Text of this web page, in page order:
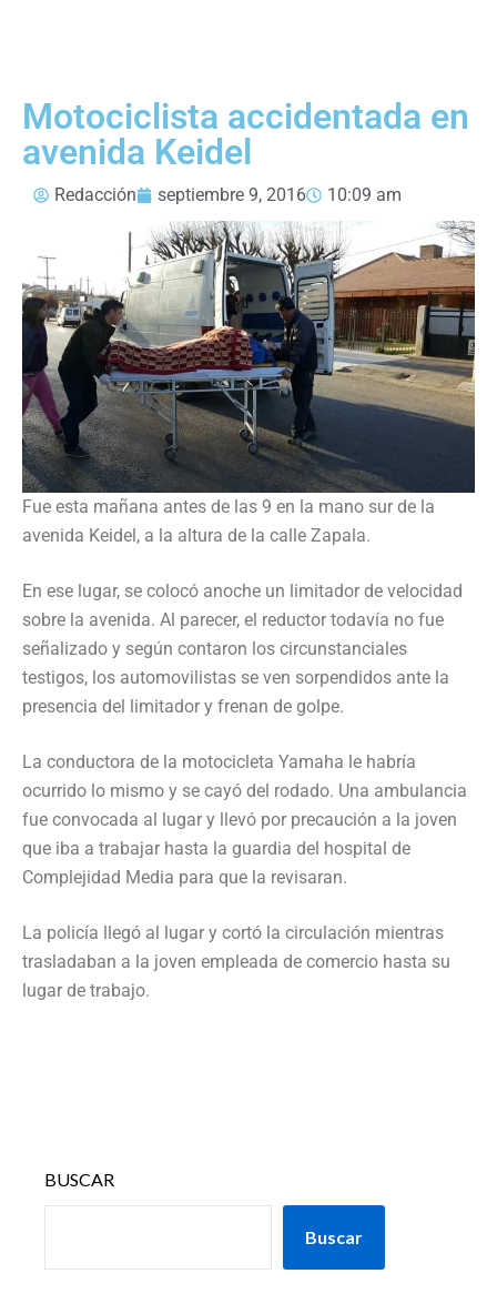
Motociclista accidentada en
avenida Keidel
Redacción septiembre 9, 2016 10:09 am
Fue esta mañana antes de las 9 en la mano sur de la
avenida Keidel, a la altura de la calle Zapala.
En ese lugar, se colocó anoche un limitador de velocidad
sobre la avenida. Al parecer, el reductor todavía no fue
señalizado y según contaron los circunstanciales
testigos, los automovilistas se ven sorpendidos ante la
presencia del limitador y frenan de golpe.
La conductora de la motocicleta Yamaha le habría
ocurrido lo mismo y se cayó del rodado. Una ambulancia
fue convocada al lugar y llevó por precaución a la joven
que iba a trabajar hasta la guardia del hospital de
Complejidad Media para que la revisaran.
La policía llegó al lugar y cortó la circulación mientras
trasladaban a la joven empleada de comercio hasta su
lugar de trabajo.
BUSCAR
Buscar